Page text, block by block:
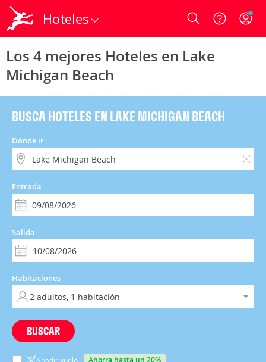
Hoteles Login
Los 4 mejores Hoteles en Lake
Michigan Beach
BUSCA HOTELES EN LAKE MICHIGAN BEACH
Dónde ir
Entrada
Salida
Habitaciones
BUSCAR
ahorra hasta un 20%